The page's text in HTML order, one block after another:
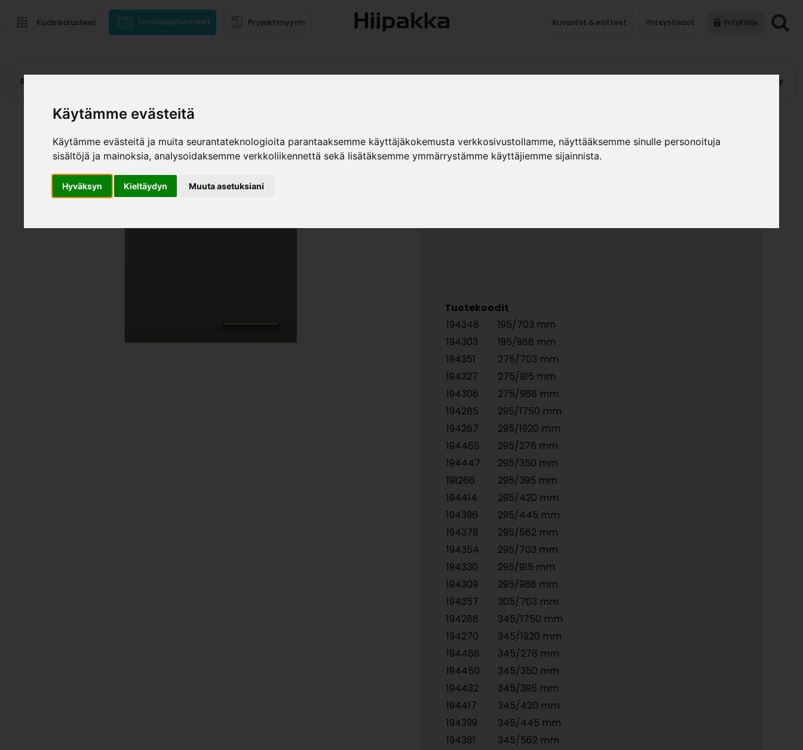
Käytämme evästeitä
Käytämme evästeitä ja muita seurantateknologioita parantaaksemme käyttäjäkokemusta verkkosivustollamme, näyttääksemme sinulle personoituja
sisältöjä ja mainoksia, analysoidaksemme verkkoliikennettä sekä lisätäksemme ymmärrystämme käyttäjiemme sijainnista.
Hyväksyn Kieltäydyn Muuta asetuksiani
Kodinkalusteet Teollisuustuotteet Projektimyynti Kuvastot & esitteet Yhteystiedot Yrityksille
Saranat Pintakäsittely
MLAM-OVI SAVUN VIHREÄ
Teollisuustuotteet»Kalusterungot ja ovet
Tuotekoodit
194348
195/703 mm
194303
195/988 mm
194351
275/703 mm
194327
275/915 mm
194306
275/988 mm
194285
295/1750 mm
194267
295/1920 mm
194465
295/278 mm
194447
295/350 mm
191266
295/395 mm
194414
295/420 mm
194396
295/445 mm
194378
295/562 mm
194354
295/703 mm
194330
295/915 mm
194309
295/988 mm
194357
305/703 mm
194288
345/1750 mm
194270
345/1920 mm
194468
345/278 mm
194450
345/350 mm
194432
345/395 mm
194417
345/420 mm
194399
345/445 mm
194381
345/562 mm